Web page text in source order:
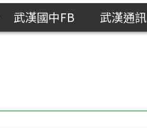
武漢國中FB 武漢通訊